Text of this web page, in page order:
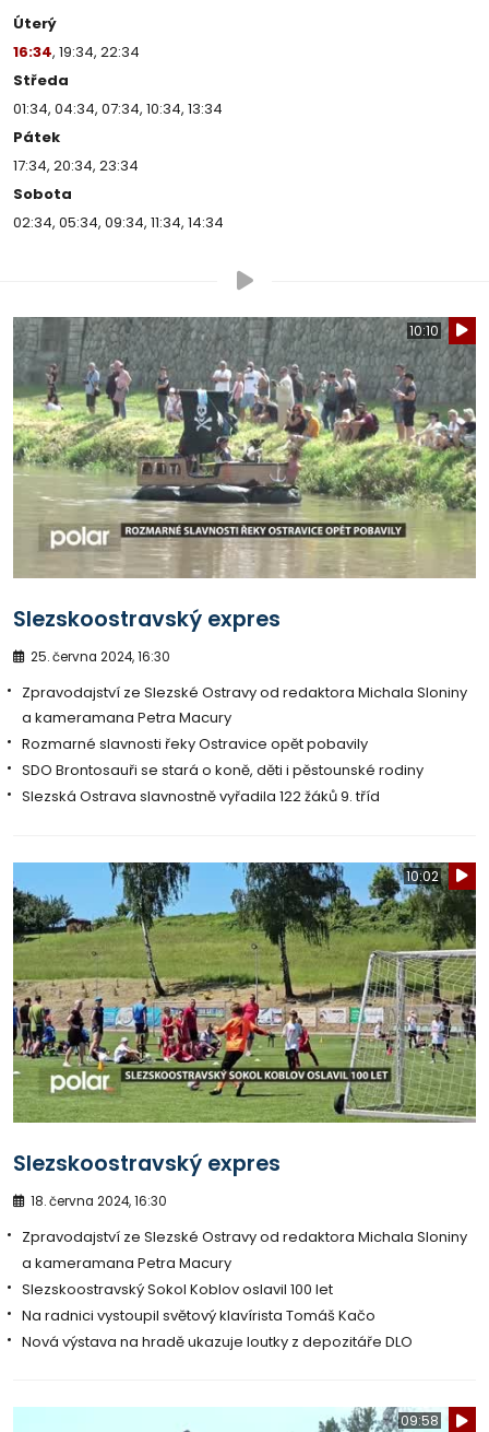
Úterý
16:34, 19:34, 22:34
Středa
01:34, 04:34, 07:34, 10:34, 13:34
Pátek
17:34, 20:34, 23:34
Sobota
02:34, 05:34, 09:34, 11:34, 14:34
10:10
Slezskoostravský expres
25. června 2024, 16:30
Zpravodajství ze Slezské Ostravy od redaktora Michala Sloniny
a kameramana Petra Macury
Rozmarné slavnosti řeky Ostravice opět pobavily
SDO Brontosauři se stará o koně, děti i pěstounské rodiny
Slezská Ostrava slavnostně vyřadila 122 žáků 9. tříd
10:02
Slezskoostravský expres
18. června 2024, 16:30
Zpravodajství ze Slezské Ostravy od redaktora Michala Sloniny
a kameramana Petra Macury
Slezskoostravský Sokol Koblov oslavil 100 let
Na radnici vystoupil světový klavírista Tomáš Kačo
Nová výstava na hradě ukazuje loutky z depozitáře DLO
09:58